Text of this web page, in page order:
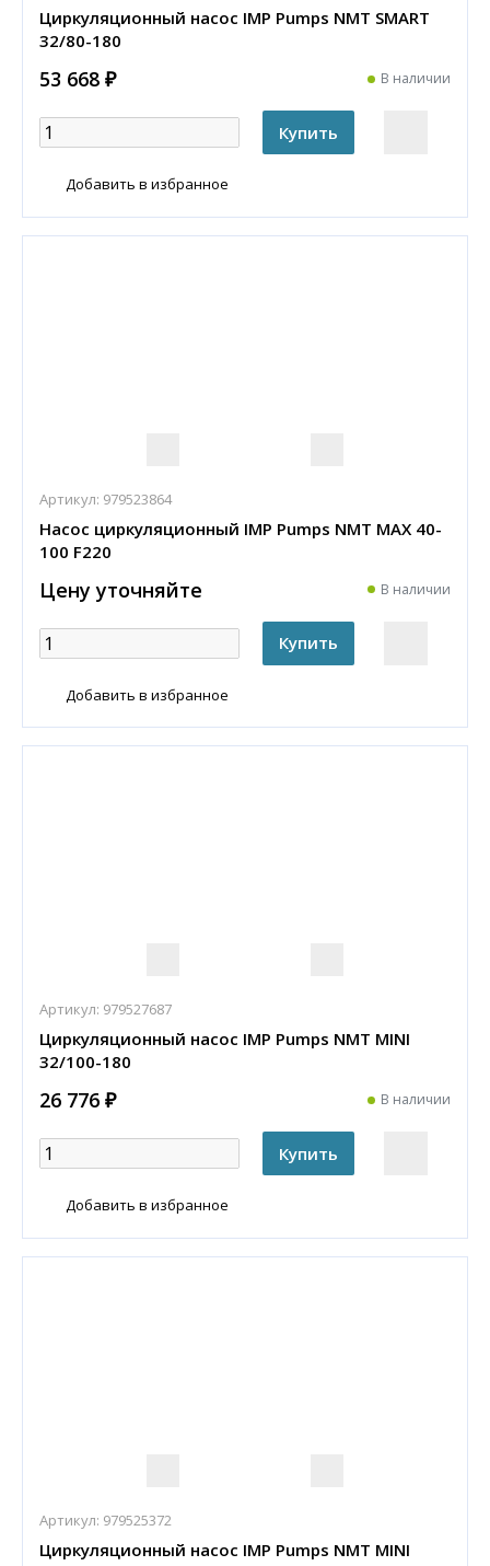
Циркуляционный насос IMP Pumps NMT SMART
32/80-180
53 668 ₽ В наличии
Добавить в избранное
Артикул: 979523864
Насос циркуляционный IMP Pumps NMT MAX 40-
100 F220
Цену уточняйте В наличии
Добавить в избранное
Артикул: 979527687
Циркуляционный насос IMP Pumps NMT MINI
32/100-180
26 776 ₽ В наличии
Добавить в избранное
Артикул: 979525372
Циркуляционный насос IMP Pumps NMT MINI